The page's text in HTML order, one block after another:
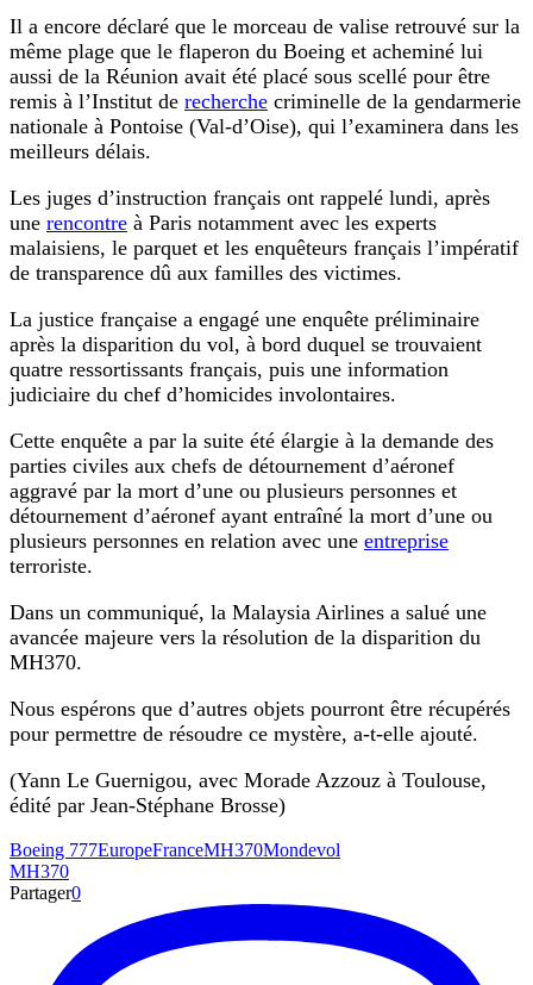
Il a encore déclaré que le morceau de valise retrouvé sur la
même plage que le flaperon du Boeing et acheminé lui
aussi de la Réunion avait été placé sous scellé pour être
remis à l’Institut de recherche criminelle de la gendarmerie
nationale à Pontoise (Val-d’Oise), qui l’examinera dans les
meilleurs délais.
Les juges d’instruction français ont rappelé lundi, après
une rencontre à Paris notamment avec les experts
malaisiens, le parquet et les enquêteurs français l’impératif
de transparence dû aux familles des victimes.
La justice française a engagé une enquête préliminaire
après la disparition du vol, à bord duquel se trouvaient
quatre ressortissants français, puis une information
judiciaire du chef d’homicides involontaires.
Cette enquête a par la suite été élargie à la demande des
parties civiles aux chefs de détournement d’aéronef
aggravé par la mort d’une ou plusieurs personnes et
détournement d’aéronef ayant entraîné la mort d’une ou
plusieurs personnes en relation avec une entreprise
terroriste.
Dans un communiqué, la Malaysia Airlines a salué une
avancée majeure vers la résolution de la disparition du
MH370.
Nous espérons que d’autres objets pourront être récupérés
pour permettre de résoudre ce mystère, a-t-elle ajouté.
(Yann Le Guernigou, avec Morade Azzouz à Toulouse,
édité par Jean-Stéphane Brosse)
Boeing 777EuropeFranceMH370Mondevol
MH370
Partager0